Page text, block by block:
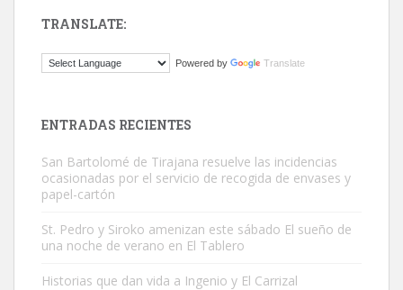
El ayuntamiento se va a llevar a Los Gatos callejeros de la zona los
Este gato macho ha aparecido en la calle hace menos de un mes,
TRANSLATE:
Powered by Translate
ENTRADAS RECIENTES
San Bartolomé de Tirajana resuelve las incidencias
ocasionadas por el servicio de recogida de envases y
papel-cartón
St. Pedro y Siroko amenizan este sábado El sueño de
una noche de verano en El Tablero
Historias que dan vida a Ingenio y El Carrizal